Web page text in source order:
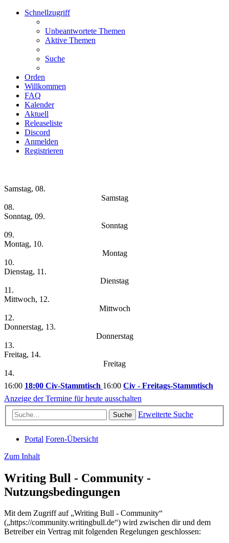
Schnellzugriff
Unbeantwortete Themen
Aktive Themen
Suche
Orden
Willkommen
FAQ
Kalender
Aktuell
Releaseliste
Discord
Anmelden
Registrieren
Samstag, 08.
Samstag
08.
Sonntag, 09.
Sonntag
09.
Montag, 10.
Montag
10.
Dienstag, 11.
Dienstag
11.
Mittwoch, 12.
Mittwoch
12.
Donnerstag, 13.
Donnerstag
13.
Freitag, 14.
Freitag
14.
16:00 18:00 Civ-Stammtisch 16:00 Civ - Freitags-Stammtisch
Anzeige der Termine für heute ausschalten
Suche Erweiterte Suche
Portal Foren-Übersicht
Zum Inhalt
Writing Bull - Community -
Nutzungsbedingungen
Mit dem Zugriff auf „Writing Bull - Community“
(„https://community.writingbull.de“) wird zwischen dir und dem
Betreiber ein Vertrag mit folgenden Regelungen geschlossen: